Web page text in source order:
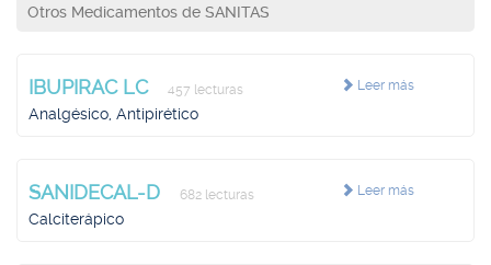
Otros Medicamentos de SANITAS
Leer más
IBUPIRAC LC 457 lecturas
Analgésico, Antipirético
Leer más
SANIDECAL-D 682 lecturas
Calciterápico